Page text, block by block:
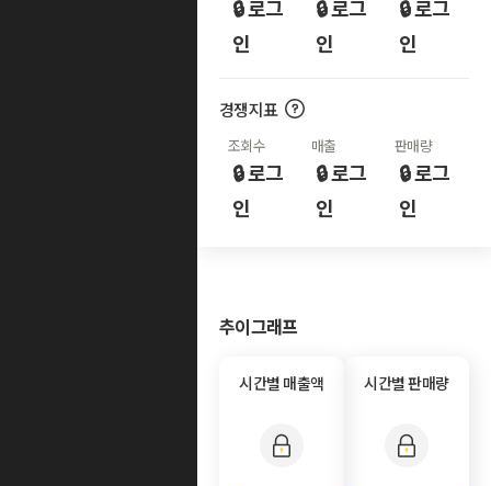
🔒 로그
인
🔒 로그
인
🔒 로그
인
경쟁지표
조회수
🔒 로그
인
매출
🔒 로그
인
판매량
🔒 로그
인
추이그래프
시간별 매출액 시간별 판매량